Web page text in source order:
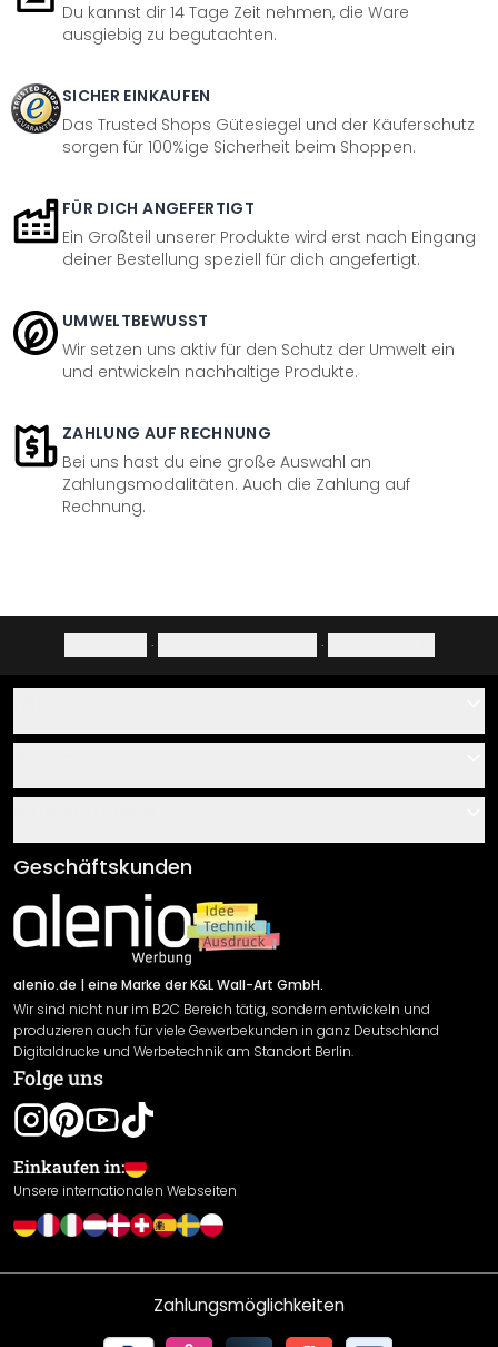
Du kannst dir 14 Tage Zeit nehmen, die Ware
ausgiebig zu begutachten.
SICHER EINKAUFEN
Das Trusted Shops Gütesiegel und der Käuferschutz
sorgen für 100%ige Sicherheit beim Shoppen.
FÜR DICH ANGEFERTIGT
Ein Großteil unserer Produkte wird erst nach Eingang
deiner Bestellung speziell für dich angefertigt.
UMWELTBEWUSST
Wir setzen uns aktiv für den Schutz der Umwelt ein
und entwickeln nachhaltige Produkte.
ZAHLUNG AUF RECHNUNG
Bei uns hast du eine große Auswahl an
Zahlungsmodalitäten. Auch die Zahlung auf
Rechnung.
· ·
Über uns
Klebe- und Montageanleitungen
Newsletter An-/Abmeldung
Sendungsverfolgung
AGB
Impressum
Versand & Zahlung
Rücksendung
Widerrufsrecht
Datenschutzerklärung
Gewährleistung
Leistungserklärung / CE-Zeichen
Cookie Einstellungen
Geschäftskunden
alenio.de | eine Marke der K&L Wall-Art GmbH.
Wir sind nicht nur im B2C Bereich tätig, sondern entwickeln und
produzieren auch für viele Gewerbekunden in ganz Deutschland
Digitaldrucke und Werbetechnik am Standort Berlin.
Folge uns
Einkaufen in:
Unsere internationalen Webseiten
Zahlungsmöglichkeiten